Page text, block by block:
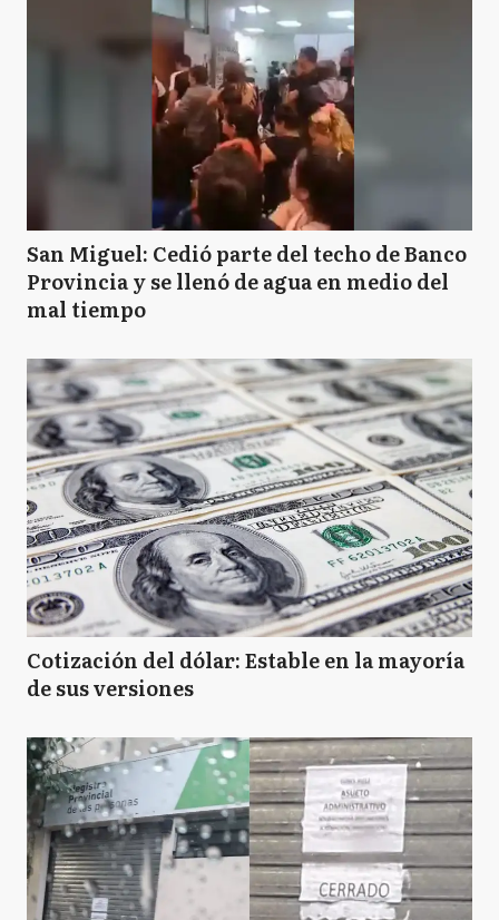
San Miguel: Cedió parte del techo de Banco
Provincia y se llenó de agua en medio del
mal tiempo
Cotización del dólar: Estable en la mayoría
de sus versiones